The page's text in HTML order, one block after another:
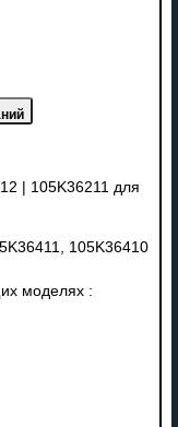
| 105K36211 для
105K36410
моделях :